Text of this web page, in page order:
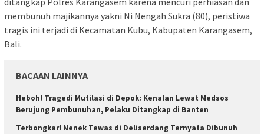
membunuh majikannya yakni Ni Nengah Sukra (80), peristiwa
tragis ini terjadi di Kecamatan Kubu, Kabupaten Karangasem,
Bali.
BACAAN LAINNYA
Heboh! Tragedi Mutilasi di Depok: Kenalan Lewat Medsos
Berujung Pembunuhan, Pelaku Ditangkap di Banten
Terbongkar! Nenek Tewas di Deliserdang Ternyata Dibunuh